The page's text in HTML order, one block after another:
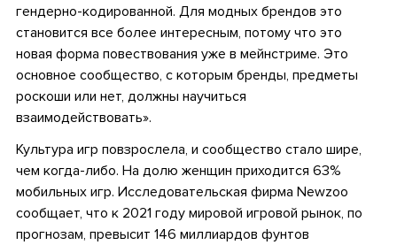
гендерно-кодированной. Для модных брендов это
становится все более интересным, потому что это
новая форма повествования уже в мейнстриме. Это
основное сообщество, с которым бренды, предметы
роскоши или нет, должны научиться
взаимодействовать».
Культура игр повзрослела, и сообщество стало шире,
чем когда-либо. На долю женщин приходится 63%
мобильных игр. Исследовательская фирма Newzoo
сообщает, что к 2021 году мировой игровой рынок, по
прогнозам, превысит 146 миллиардов фунтов